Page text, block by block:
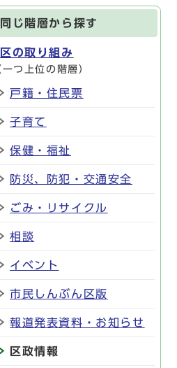
同じ階層から探す
区の取り組み
一つ上位の階層）
戸籍・住民票
子育て
保健・福祉
防災、防犯・交通安全
ごみ・リサイクル
相談
イベント
市民しんぶん区版
報道発表資料・お知らせ
区政情報